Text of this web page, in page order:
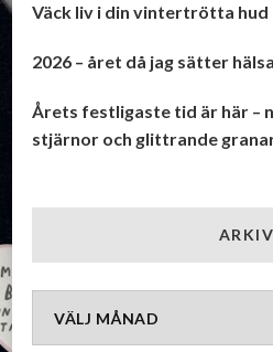
Väck liv i din vintertrötta hud
2026 – året då jag sätter
Årets festligaste tid är här –
stjärnor och glittrande
ARKIV
Arkiv